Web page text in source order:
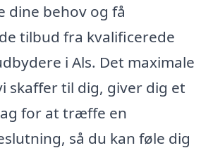
dine behov og få
tilbud fra kvalificerede
i Als. Det maximale
skaffer til dig, giver dig et
for at træffe en
så du kan føle dig